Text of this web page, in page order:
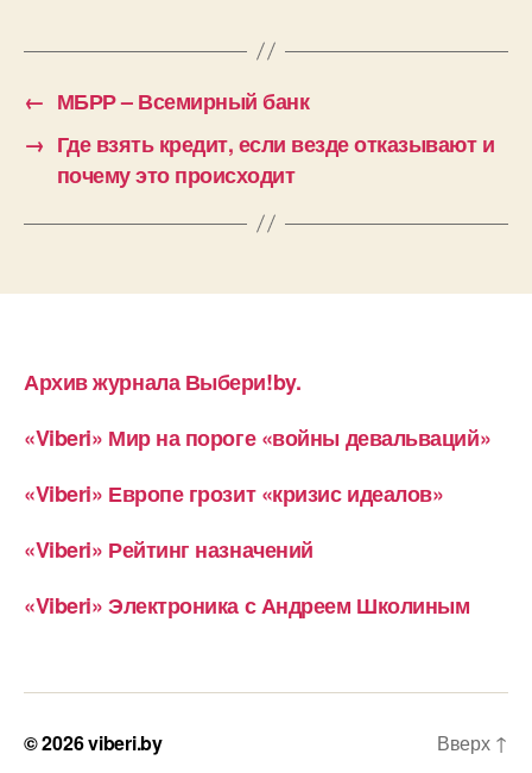
← МБРР – Всемирный банк
→ Где взять кредит, если везде отказывают и
почему это происходит
Архив журнала Выбери!by.
«Viberi» Мир на пороге «войны девальваций»
«Viberi» Европе грозит «кризис идеалов»
«Viberi» Рейтинг назначений
«Viberi» Электроника с Андреем Школиным
© 2026viberi.by Вверх ↑